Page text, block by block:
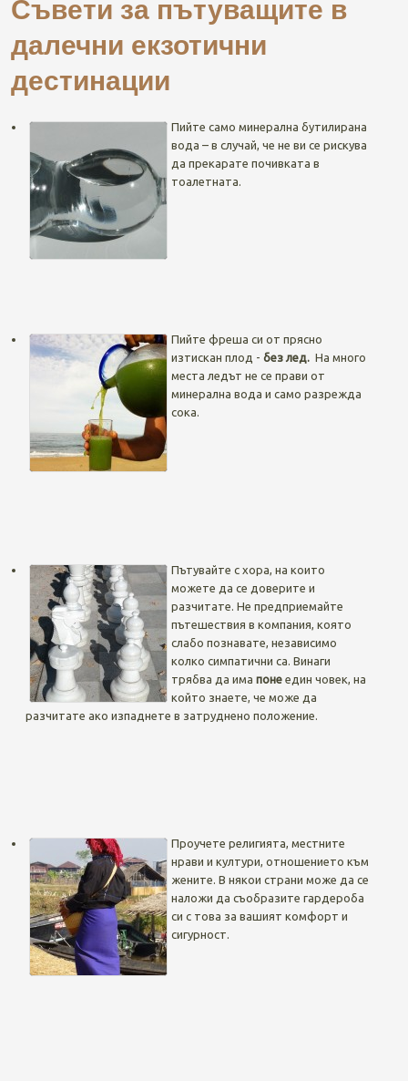
далечни екзотични
дестинации
Пийте само минерална бутилирана
вода – в случай, че не ви се рискува
да прекарате почивката в
тоалетната.
Пийте фреша си от прясно
изтискан плод - без лед. На много
места ледът не се прави от
минерална вода и само разрежда
сока.
Пътувайте с хора, на които
можете да се доверите и
разчитате. Не предприемайте
пътешествия в компания, която
слабо познавате, независимо
колко симпатични са. Винаги
трябва да има понеедин човек, на
който знаете, че може да
разчитате ако изпаднете в затруднено положение.
Проучете религията, местните
нрави и култури, отношението към
жените. В някои страни може да се
наложи да съобразите гардероба
си с това за вашият комфорт и
сигурност.